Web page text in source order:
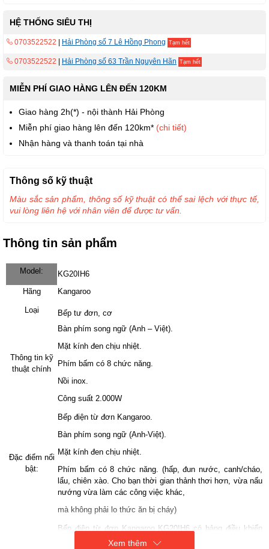
HỆ THỐNG SIÊU THỊ
0703522522 Hải Phòng số 7 Lê Hồng Phong Tạm hết
0703522522 Hải Phòng số 63 Trần Nguyên Hãn Tạm hết
MIỄN PHÍ GIAO HÀNG LÊN ĐẾN 120KM
Giao hàng 2h(*) - nội thành Hải Phòng
Miễn phí giao hàng lên đến 120km* (chi tiết)
Nhận hàng và thanh toán tại nhà
Thông tin sản phẩm
Model:
KG20IH6
Hãng
Kangaroo
Loại Bếp tư đơn, cơ
Thông tin kỹ
thuật chính
Bàn phím song ngữ (Anh – Việt).
Mặt kính đen chịu nhiệt.
Phím bấm có 8 chức năng.
Nồi inox.
Công suất 2.000W
Đặc điểm nổi
bật:
Bếp điện từ đơn Kangaroo.
Bàn phím song ngữ (Anh-Việt).
Mặt kính đen chịu nhiệt.
Phím bấm có 8 chức năng. (hấp, đun nước, canh/cháo,
lẩu, chiên xào. Cho bạn thời gian thảnh thơi hơn, vừa nấu
nướng vừa làm các công việc khác,
mà không phải lo thức ăn bị cháy)
Bếp điện từ đơn Kangaroo KG20IH6 có bảng điều khiển
điện tử và màn hình hiển thị lớn,
Xem thêm
Thông số kỹ thuật
Màu sắc sản phẩm, thông số kỹ thuật có thể sai lệch với thực tế,
vui lòng liên hệ với nhân viên để được tư vấn.